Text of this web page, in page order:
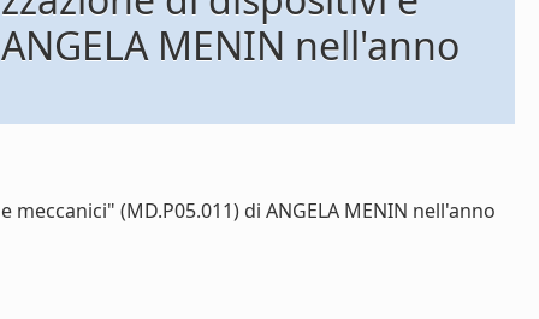
MENIN nell'anno
(MD.P05.011) di ANGELA MENIN nell'anno